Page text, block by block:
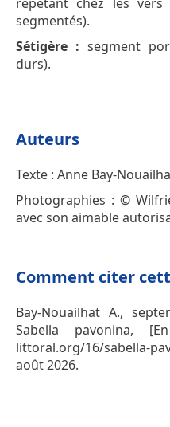
segmentés).
Sétigère : segment
durs).
Auteurs
Texte : Anne Bay-
Photographies : ©
avec son aimable
Comment citer
Bay-Nouailhat A.,
Sabella pavonina,
littoral.org/16/sabella-
août 2026.